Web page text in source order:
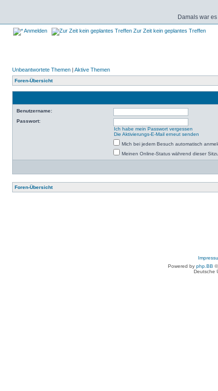
Damals war
Anmelden Zur Zeit kein geplantes Treffen
Unbeantwortete Themen | Aktive Themen
Foren-Übersicht
Benutzername:
Passwort:
Ich habe mein Passwort vergessen
Die Aktivierungs-E-Mail erneut senden
Mich bei jedem Besuch automatisch
Meinen Online-Status während dieser
Foren-Übersicht
Powered by php.BB
Deutsche